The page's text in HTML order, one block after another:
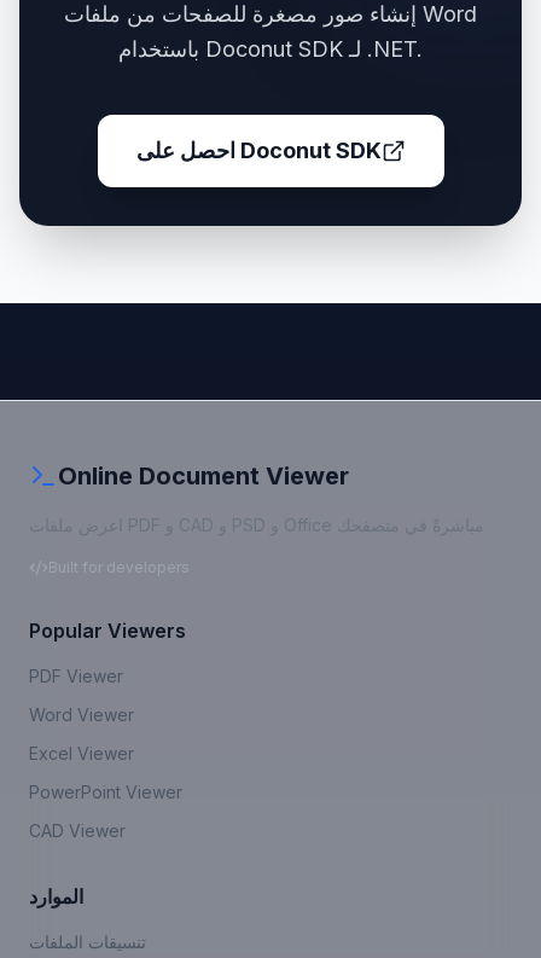
إنشاء صور مصغرة للصفحات من ملفات Word
باستخدام Doconut SDK لـ .NET.
احصل على Doconut SDK
Online Document Viewer
اعرض ملفات PDF و CAD و PSD و Office مباشرةً في متصفحك
Built for developers
Popular Viewers
PDF Viewer
Word Viewer
Excel Viewer
PowerPoint Viewer
CAD Viewer
الموارد
تنسيقات الملفات